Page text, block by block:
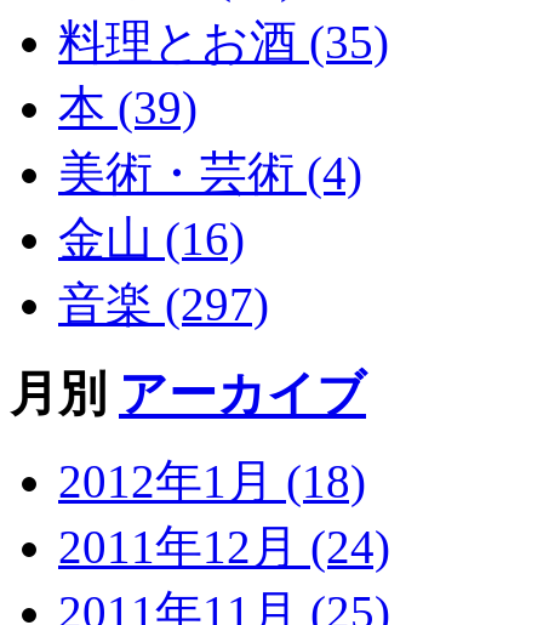
料理とお酒 (35)
本 (39)
美術・芸術 (4)
金山 (16)
音楽 (297)
月別 アーカイブ
2012年1月 (18)
2011年12月 (24)
2011年11月 (25)